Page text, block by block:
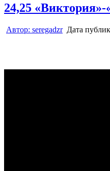
24,25
Автор: seregadzr Дата